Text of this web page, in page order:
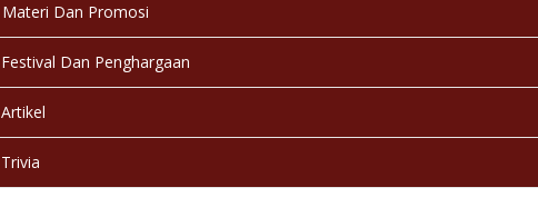
Materi Dan Promosi
Festival Dan Penghargaan
Artikel
Trivia